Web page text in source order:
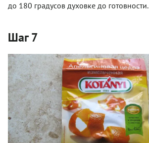
до 180 градусов духовке до готовности.
Шаг 7